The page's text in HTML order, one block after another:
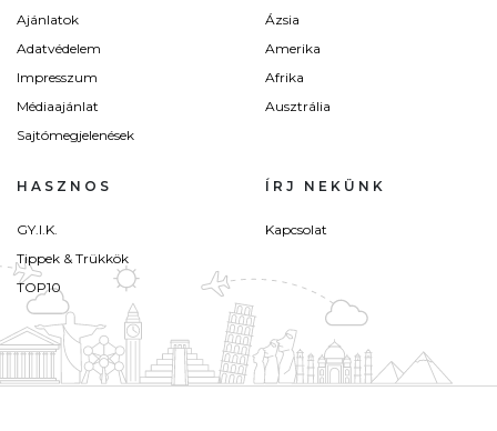
Ajánlatok
Adatvédelem
Impresszum
Médiaajánlat
Sajtómegjelenések
Ázsia
Amerika
Afrika
Ausztrália
HASZNOS
GY.I.K.
Tippek & Trükkök
TOP10
ÍRJ NEKÜNK
Kapcsolat